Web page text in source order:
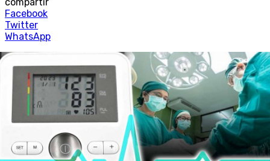
Facebook
Twitter
WhatsApp